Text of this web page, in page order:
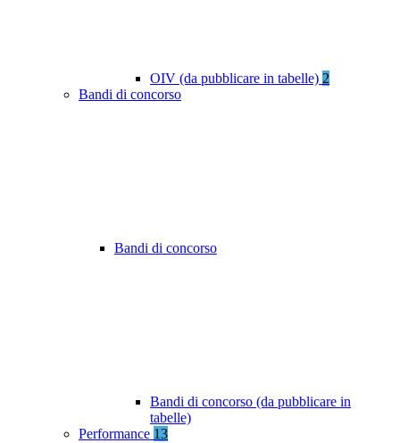
OIV (da pubblicare in tabelle) 2
Bandi di concorso
Bandi di concorso
Bandi di concorso (da pubblicare in
tabelle)
Performance 13